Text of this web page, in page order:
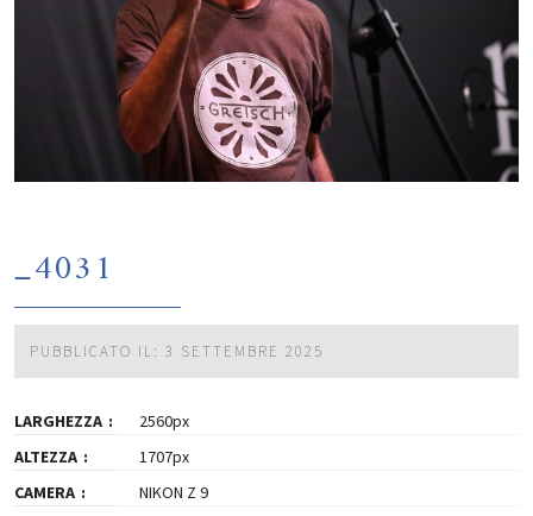
_4031
PUBBLICATO IL: 3 SETTEMBRE 2025
LARGHEZZA
2560px
ALTEZZA
1707px
CAMERA
NIKON Z 9